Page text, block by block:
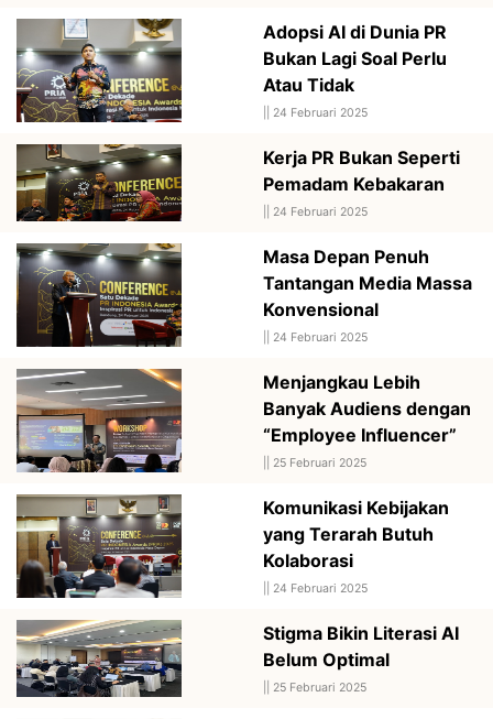
Adopsi AI di Dunia PR
Bukan Lagi Soal Perlu
Atau Tidak
24 Februari 2025
Kerja PR Bukan Seperti
Pemadam Kebakaran
24 Februari 2025
Masa Depan Penuh
Tantangan Media Massa
Konvensional
24 Februari 2025
Menjangkau Lebih
Banyak Audiens dengan
“Employee Influencer”
25 Februari 2025
Komunikasi Kebijakan
yang Terarah Butuh
Kolaborasi
24 Februari 2025
Stigma Bikin Literasi AI
Belum Optimal
25 Februari 2025